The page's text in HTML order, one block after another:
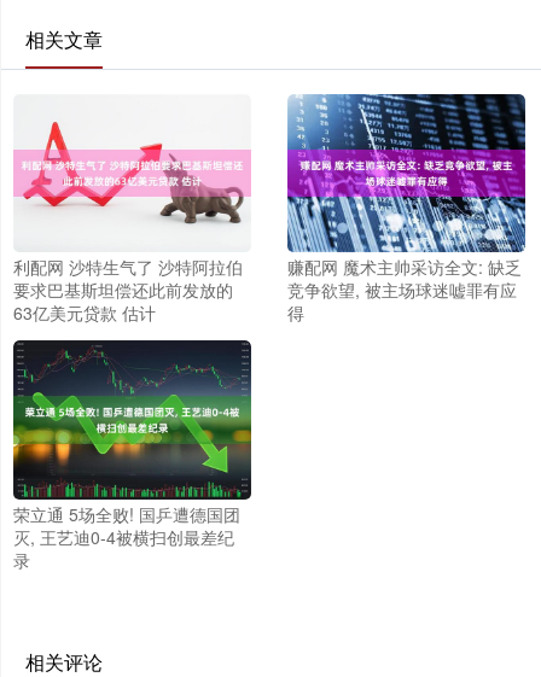
相关文章
利配网 沙特生气了 沙特阿拉伯
要求巴基斯坦偿还此前发放的
63亿美元贷款 估计
赚配网 魔术主帅采访全文: 缺乏
竞争欲望, 被主场球迷嘘罪有应
得
荣立通 5场全败! 国乒遭德国团
灭, 王艺迪0-4被横扫创最差纪
录
相关评论